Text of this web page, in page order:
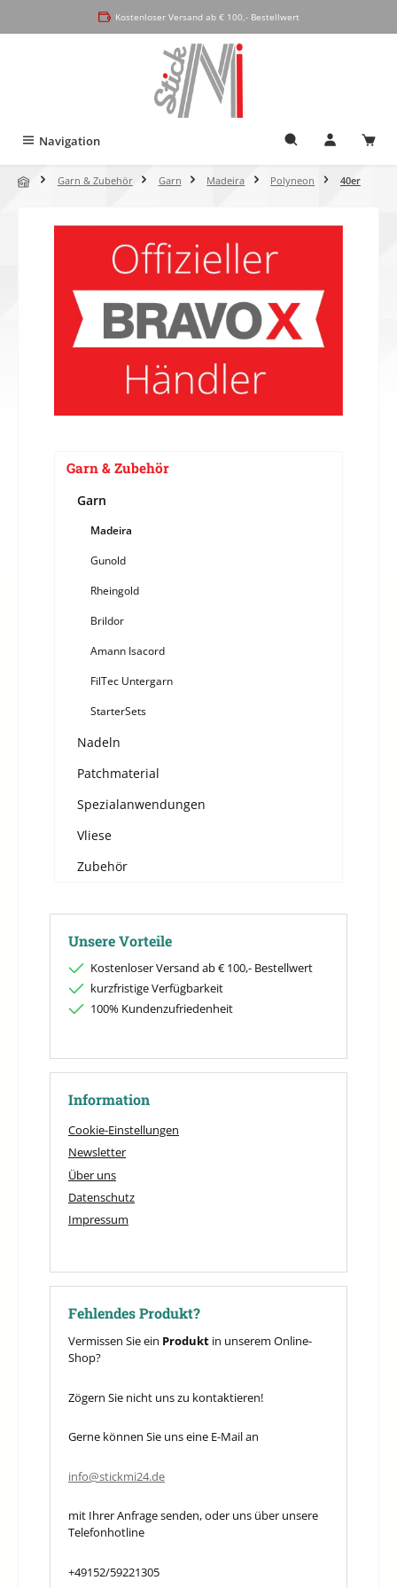
Kostenloser Versand ab € 100,- Bestellwert
Navigation
Garn & Zubehör Garn Madeira Polyneon 40er
Garn & Zubehör
Garn
Madeira
Gunold
Rheingold
Brildor
Amann Isacord
FilTec Untergarn
StarterSets
Nadeln
Patchmaterial
Spezialanwendungen
Vliese
Zubehör
Unsere Vorteile
Kostenloser Versand ab € 100,- Bestellwert
kurzfristige Verfügbarkeit
100% Kundenzufriedenheit
Information
Cookie-Einstellungen
Newsletter
Über uns
Datenschutz
Impressum
Fehlendes Produkt?
Vermissen Sie ein Produkt in unserem Online-
Shop?
Zögern Sie nicht uns zu kontaktieren!
Gerne können Sie uns eine E-Mail an
info@stickmi24.de
mit Ihrer Anfrage senden, oder uns über unsere
Telefonhotline
+49152/59221305